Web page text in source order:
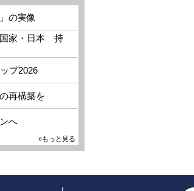
の実像
国家・日本 持
プ2026
再構築を
へ
»もっと見る